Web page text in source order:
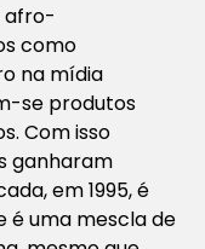
afro-
como
na mídia
se produtos
Com isso
ganharam
em 1995, é
é uma mescla de